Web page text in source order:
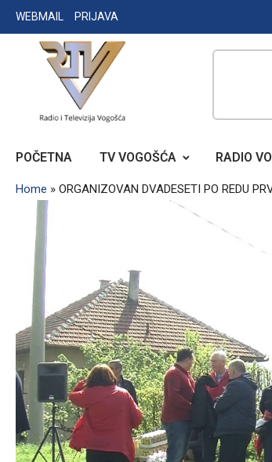
Skip
to
WEBMAIL PRIJAVA
RADIO TELEVIZIJA VOGOŠĆA
POČETNA TV VOGOŠĆA RADIO
Home » ORGANIZOVAN DVADESETI PO REDU